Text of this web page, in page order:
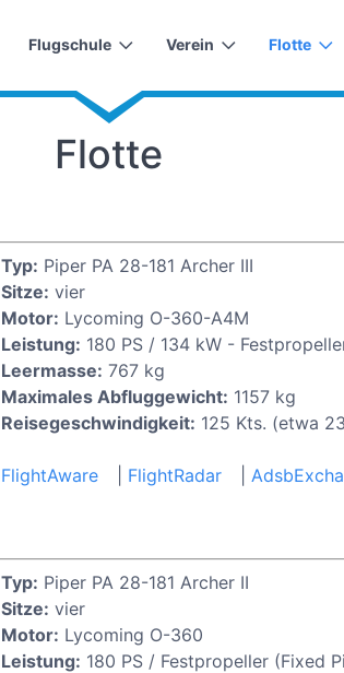
Flugschule Verein Flotte
Flotte
Typ: Piper PA 28-181 Archer III
Sitze: vier
Motor: Lycoming O-360-A4M
Leistung: 180 PS / 134 kW -
Leermasse: 767 kg
Maximales Abfluggewicht: 1157 kg
Reisegeschwindigkeit: 125 Kts. (etwa
FlightAware FlightRadar
Typ: Piper PA 28-181 Archer II
Sitze: vier
Motor: Lycoming O-360
Leistung: 180 PS / Festpropeller (Fixed